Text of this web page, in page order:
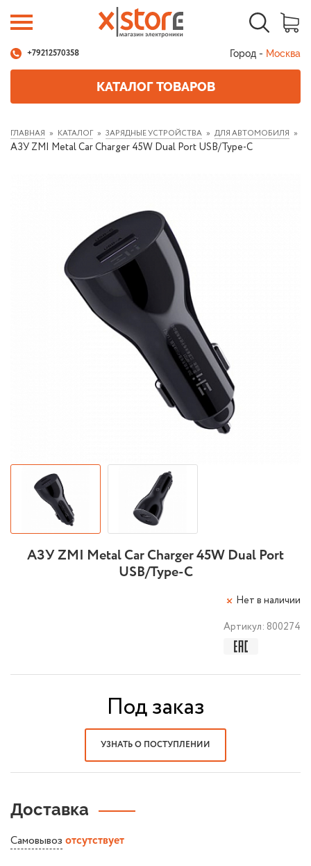
+79212570358 Город - Москва
КАТАЛОГ ТОВАРОВ
ГЛАВНАЯ КАТАЛОГ ЗАРЯДНЫЕ УСТРОЙСТВА ДЛЯ АВТОМОБИЛЯ
АЗУ ZMI Metal Car Charger 45W Dual Port USB/Type-C
АЗУ ZMI Metal Car Charger 45W Dual Port
USB/Type-C
Нет в наличии
Артикул: 800274
Под заказ
УЗНАТЬ О ПОСТУПЛЕНИИ
Доставка
Самовывоз отсутствует